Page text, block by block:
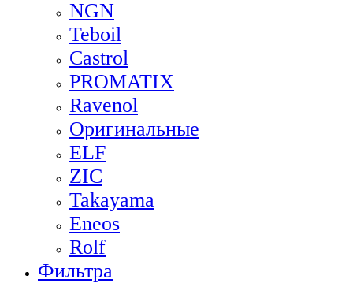
NGN
Teboil
Castrol
PROMATIX
Ravenol
Оригинальные
ELF
ZIC
Takayama
Eneos
Rolf
Фильтра